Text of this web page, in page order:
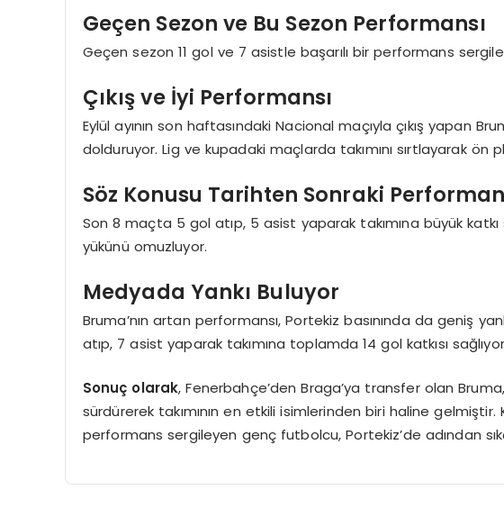
Geçen Sezon ve Bu Sezon Performansı
Geçen sezon 11 gol ve 7 asistle başarılı bir performans
Çıkış ve İyi Performansı
Eylül ayının son haftasındaki Nacional maçıyla çıkış yapan
dolduruyor. Lig ve kupadaki maçlarda takımını sırtlayarak ön
Söz Konusu Tarihten Sonraki
Son 8 maçta 5 gol atıp, 5 asist yaparak takımına büyük
yükünü omuzluyor.
Medyada Yankı Buluyor
Bruma’nın artan performansı, Portekiz basınında da geniş
atıp, 7 asist yaparak takımına toplamda 14 gol katkısı
Sonuç olarak, Fenerbahçe’den Braga’ya transfer olan
sürdürerek takımının en etkili isimlerinden biri haline
performans sergileyen genç futbolcu, Portekiz’de adından